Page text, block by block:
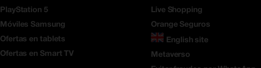
PlayStation 5
Móviles Samsung
Ofertas en tablets
Ofertas en Smart TV
Live Shopping
Orange Seguros
English site
Metaverso